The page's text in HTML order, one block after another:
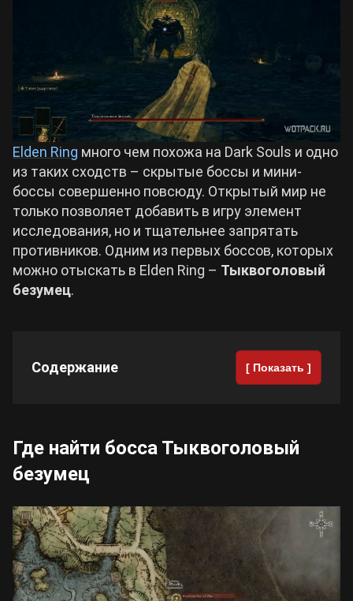
Zenless Zone Zero
Kingdom Come: Deliverance 2
Path of Exile 2
Wuthering Waves
Roblox
Все игры
Билды Arknights: Endfield
Билды Wuthering Waves
Билды Cyberpunk 2077
Билды Path of Exile 2
Elden Ring много чем похожа на Dark Souls и одно
из таких сходств – скрытые боссы и мини-
боссы совершенно повсюду. Открытый мир не
только позволяет добавить в игру элемент
исследования, но и тщательнее запрятать
противников. Одним из первых боссов, которых
можно отыскать в Elden Ring – Тыквоголовый
безумец.
Содержание [ Показать ]
Где найти босса Тыквоголовый
безумец